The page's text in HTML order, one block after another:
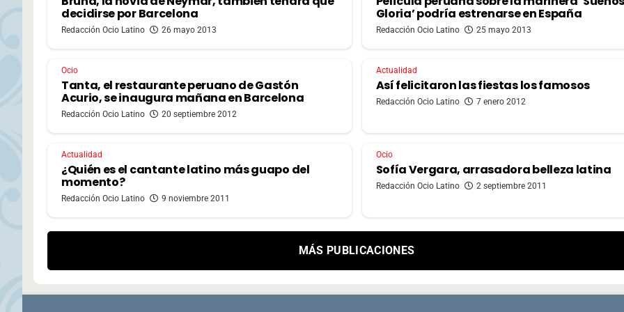
decidirse por Barcelona
Redacción Ocio Latino 26 mayo 2013
Gloria’ podría estrenarse en España
Redacción Ocio Latino 25 mayo 2013
Ocio
Tanta, el restaurante peruano de Gastón
Acurio, se inaugura mañana en Barcelona
Redacción Ocio Latino 20 septiembre 2012
Actualidad
Así felicitaron las fiestas los famosos
Redacción Ocio Latino 7 enero 2012
Actualidad
¿Quién es el cantante latino más guapo del
momento?
Redacción Ocio Latino 9 noviembre 2011
Ocio
Sofía Vergara, arrasadora belleza latina
Redacción Ocio Latino 2 septiembre 2011
MÁS PUBLICACIONES